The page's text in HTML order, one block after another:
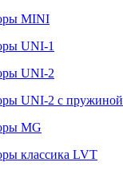
MINI
UNI-1
UNI-2
UNI-2 с пружиной
MG
классика LVT